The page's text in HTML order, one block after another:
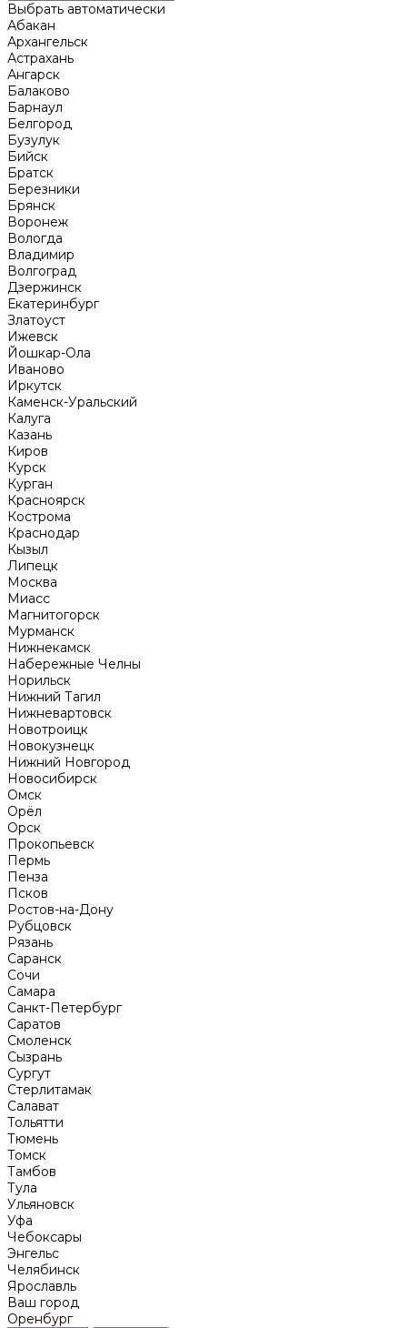
Выбрать автоматически
Абакан
Архангельск
Астрахань
Ангарск
Балаково
Барнаул
Белгород
Бузулук
Бийск
Братск
Березники
Брянск
Воронеж
Вологда
Владимир
Волгоград
Дзержинск
Екатеринбург
Златоуст
Ижевск
Йошкар-Ола
Иваново
Иркутск
Каменск-Уральский
Калуга
Казань
Киров
Курск
Курган
Красноярск
Кострома
Краснодар
Кызыл
Липецк
Москва
Миасс
Магнитогорск
Мурманск
Нижнекамск
Набережные Челны
Норильск
Нижний Тагил
Нижневартовск
Новотроицк
Новокузнецк
Нижний Новгород
Новосибирск
Омск
Орёл
Орск
Прокопьевск
Пермь
Пенза
Псков
Ростов-на-Дону
Рубцовск
Рязань
Саранск
Сочи
Самара
Санкт-Петербург
Саратов
Смоленск
Сызрань
Сургут
Стерлитамак
Салават
Тольятти
Тюмень
Томск
Тамбов
Тула
Ульяновск
Уфа
Чебоксары
Энгельс
Челябинск
Ярославль
Ваш город
Оренбург